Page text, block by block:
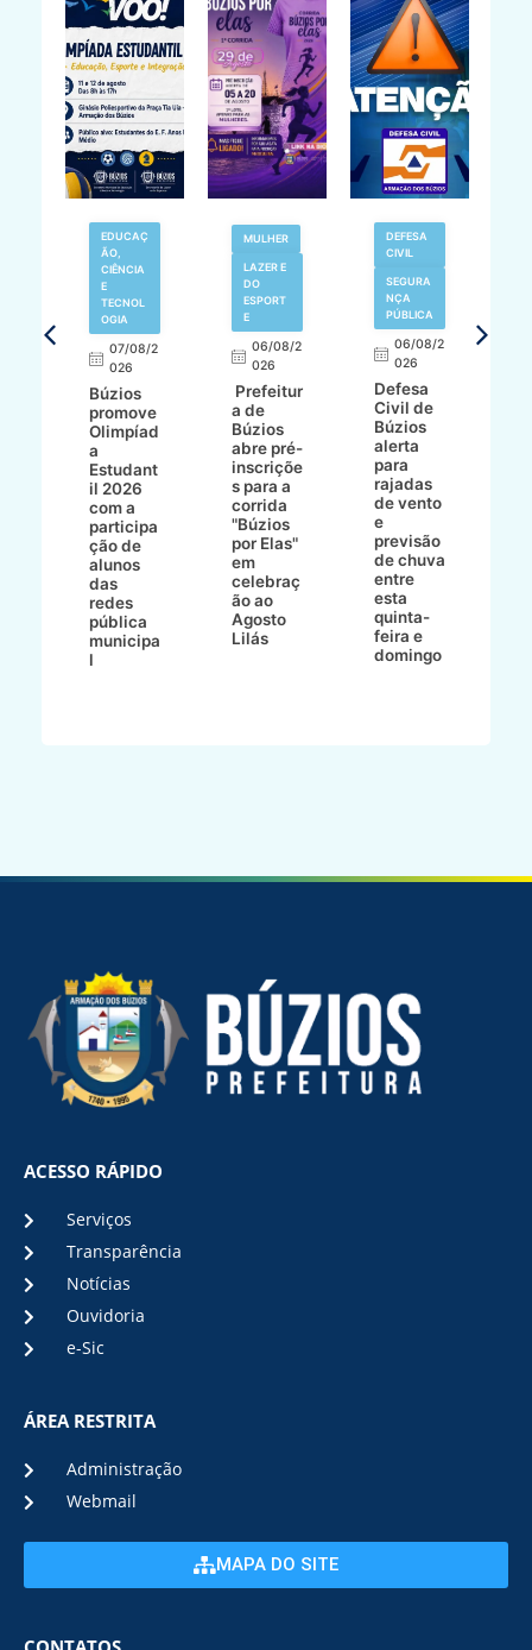
EDUCAÇ
ÃO,
CIÊNCIA
E
TECNOL
OGIA
07/08/2
026
Búzios
promove
Olimpíad
a
Estudant
il 2026
com a
participa
ção de
alunos
das
redes
pública
municipa
l
MULHER
LAZER E
DO
ESPORT
E
06/08/2
026
Prefeitur
a de
Búzios
abre pré-
inscriçõe
s para a
corrida
"Búzios
por Elas"
em
celebraç
ão ao
Agosto
Lilás
DEFESA
CIVIL
SEGURA
NÇA
PÚBLICA
06/08/2
026
Defesa
Civil de
Búzios
alerta
para
rajadas
de vento
e
previsão
de chuva
entre
esta
quinta-
feira e
domingo
ACESSO RÁPIDO
Serviços
Transparência
Notícias
Ouvidoria
e-Sic
ÁREA RESTRITA
Administração
Webmail
MAPA DO SITE